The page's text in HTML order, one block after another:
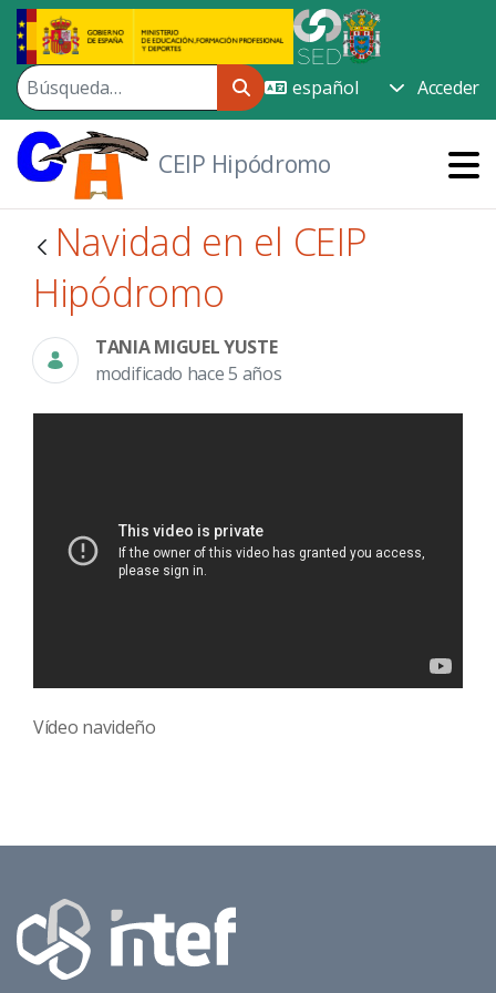
Saltar al contenido principal
Acceder
CEIP Hipódromo
Navidad en el CEIP
Hipódromo
TANIA MIGUEL YUSTE
modificado hace 5 años
Vídeo navideño